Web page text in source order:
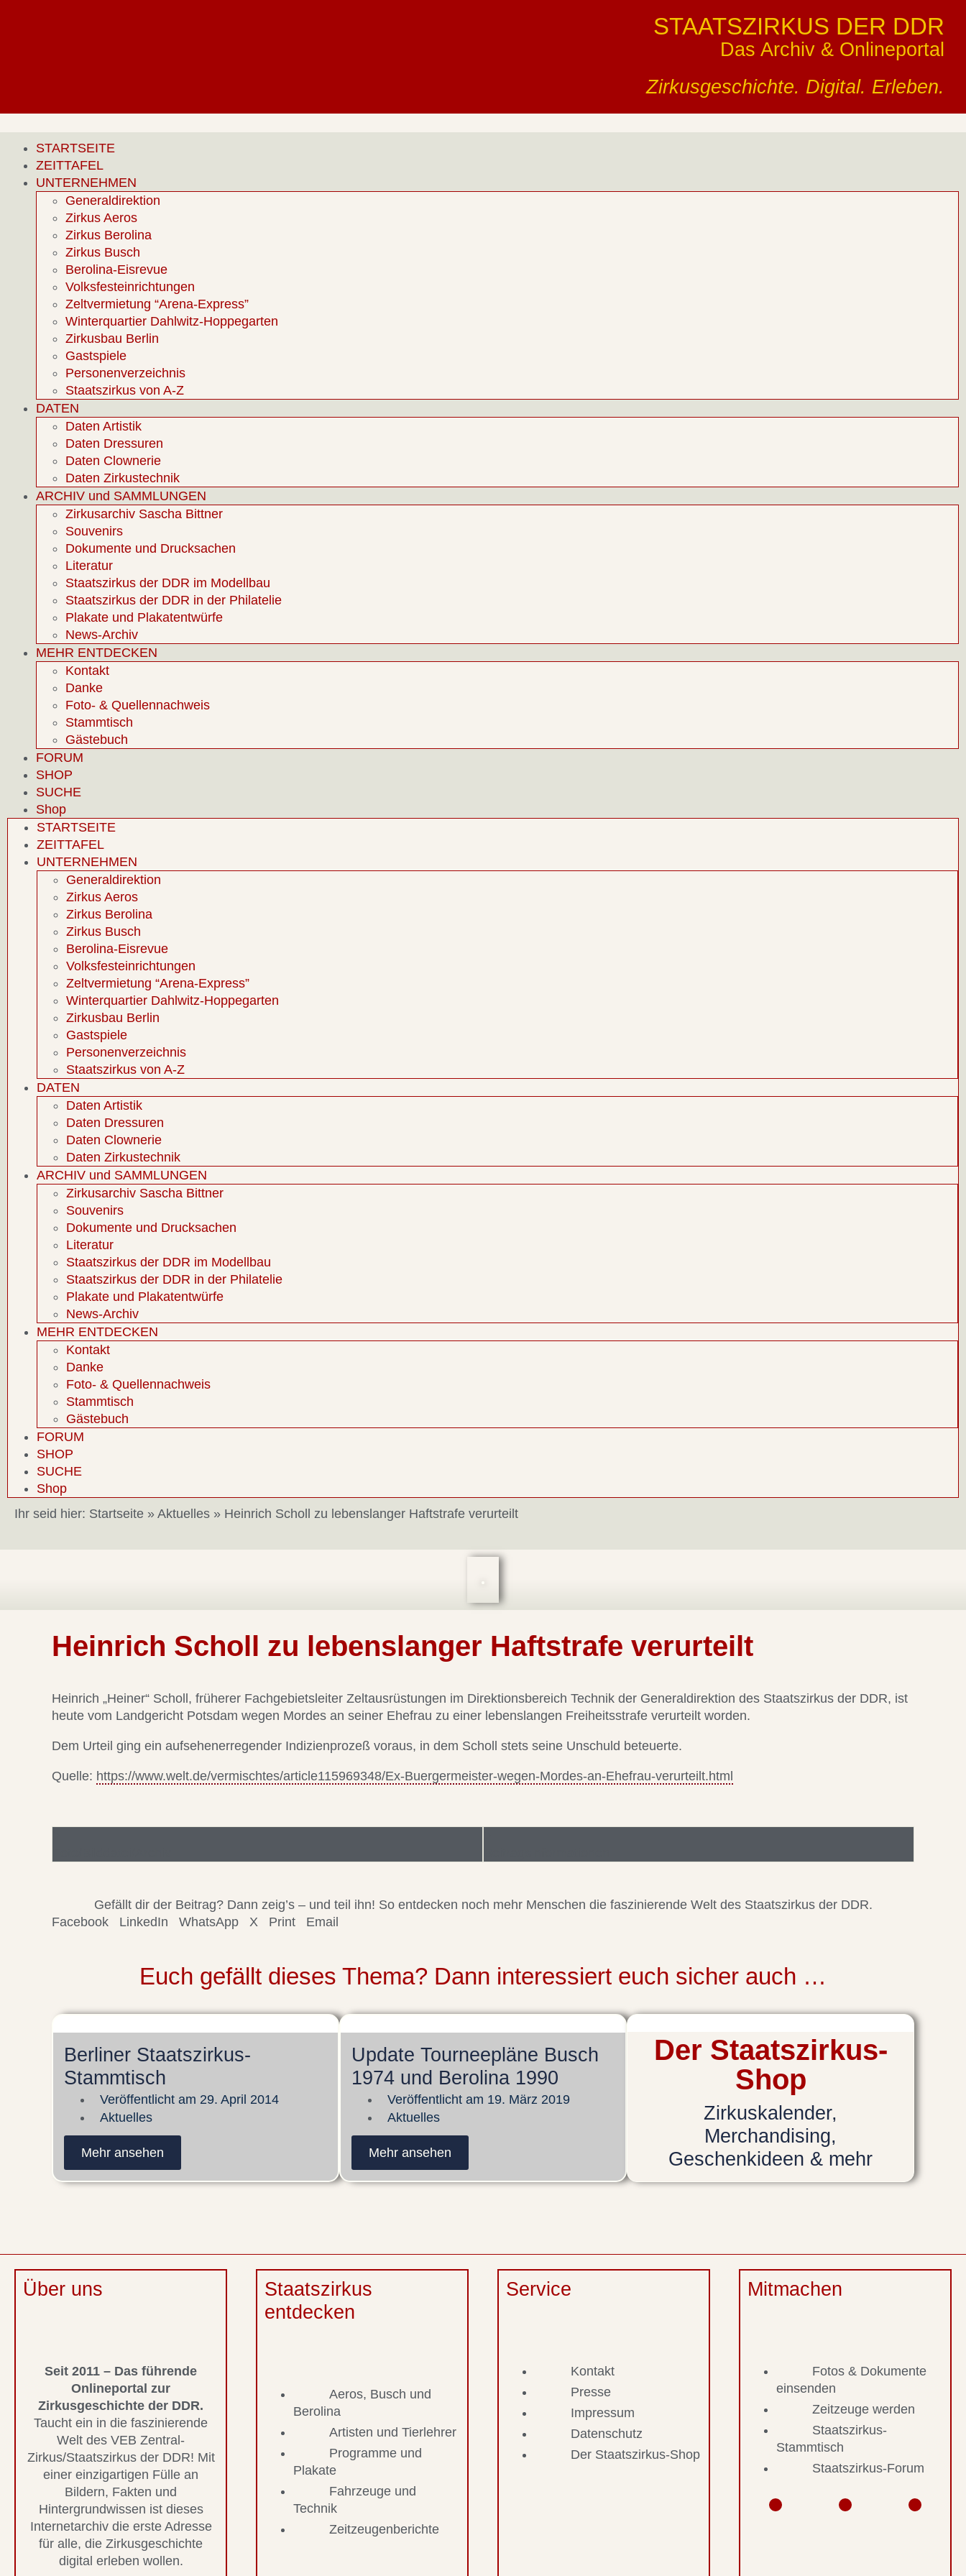
STAATSZIRKUS DER DDR
Das Archiv & Onlineportal
Zirkusgeschichte. Digital. Erleben.
STARTSEITE
ZEITTAFEL
UNTERNEHMEN
Generaldirektion
Zirkus Aeros
Zirkus Berolina
Zirkus Busch
Berolina-Eisrevue
Volksfesteinrichtungen
Zeltvermietung “Arena-Express”
Winterquartier Dahlwitz-Hoppegarten
Zirkusbau Berlin
Gastspiele
Personenverzeichnis
Staatszirkus von A-Z
DATEN
Daten Artistik
Daten Dressuren
Daten Clownerie
Daten Zirkustechnik
ARCHIV und SAMMLUNGEN
Zirkusarchiv Sascha Bittner
Souvenirs
Dokumente und Drucksachen
Literatur
Staatszirkus der DDR im Modellbau
Staatszirkus der DDR in der Philatelie
Plakate und Plakatentwürfe
News-Archiv
MEHR ENTDECKEN
Kontakt
Danke
Foto- & Quellennachweis
Stammtisch
Gästebuch
FORUM
SHOP
SUCHE
Shop
STARTSEITE
ZEITTAFEL
UNTERNEHMEN
Generaldirektion
Zirkus Aeros
Zirkus Berolina
Zirkus Busch
Berolina-Eisrevue
Volksfesteinrichtungen
Zeltvermietung “Arena-Express”
Winterquartier Dahlwitz-Hoppegarten
Zirkusbau Berlin
Gastspiele
Personenverzeichnis
Staatszirkus von A-Z
DATEN
Daten Artistik
Daten Dressuren
Daten Clownerie
Daten Zirkustechnik
ARCHIV und SAMMLUNGEN
Zirkusarchiv Sascha Bittner
Souvenirs
Dokumente und Drucksachen
Literatur
Staatszirkus der DDR im Modellbau
Staatszirkus der DDR in der Philatelie
Plakate und Plakatentwürfe
News-Archiv
MEHR ENTDECKEN
Kontakt
Danke
Foto- & Quellennachweis
Stammtisch
Gästebuch
FORUM
SHOP
SUCHE
Shop
Ihr seid hier: Startseite » Aktuelles » Heinrich Scholl zu lebenslanger Haftstrafe verurteilt
Heinrich Scholl zu lebenslanger Haftstrafe verurteilt
Heinrich „Heiner“ Scholl, früherer Fachgebietsleiter Zeltausrüstungen im Direktionsbereich Technik der Generaldirektion des Staatszirkus der DDR, ist
heute vom Landgericht Potsdam wegen Mordes an seiner Ehefrau zu einer lebenslangen Freiheitsstrafe verurteilt worden.
Dem Urteil ging ein aufsehenerregender Indizienprozeß voraus, in dem Scholl stets seine Unschuld beteuerte.
Quelle: https://www.welt.de/vermischtes/article115969348/Ex-Buergermeister-wegen-Mordes-an-Ehefrau-verurteilt.html
Gefällt dir der Beitrag? Dann zeig’s – und teil ihn! So entdecken noch mehr Menschen die faszinierende Welt des Staatszirkus der DDR.
Facebook
LinkedIn WhatsApp X Print Email
Euch gefällt dieses Thema? Dann interessiert euch sicher auch …
Berliner Staatszirkus-
Stammtisch
Veröffentlicht am 29. April 2014
Aktuelles
Mehr ansehen
Update Tourneepläne Busch
1974 und Berolina 1990
Veröffentlicht am 19. März 2019
Aktuelles
Mehr ansehen
Der Staatszirkus-
Shop
Zirkuskalender,
Merchandising,
Geschenkideen & mehr
Über uns
Seit 2011 – Das führende
Onlineportal zur
Zirkusgeschichte der DDR.
Taucht ein in die faszinierende
Welt des VEB Zentral-
Zirkus/Staatszirkus der DDR! Mit
einer einzigartigen Fülle an
Bildern, Fakten und
Hintergrundwissen ist dieses
Internetarchiv die erste Adresse
für alle, die Zirkusgeschichte
digital erleben wollen.
Staatszirkus
entdecken
Aeros, Busch und
Berolina
Artisten und Tierlehrer
Programme und
Plakate
Fahrzeuge und
Technik
Zeitzeugenberichte
Service
Kontakt
Presse
Impressum
Datenschutz
Der Staatszirkus-Shop
Mitmachen
Fotos & Dokumente
einsenden
Zeitzeuge werden
Staatszirkus-
Stammtisch
Staatszirkus-Forum